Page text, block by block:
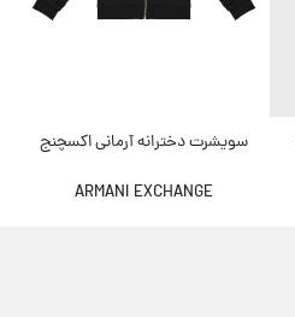
سویشرت دخترانه آرمانی اکسچنج
ARMANI EXCHANGE